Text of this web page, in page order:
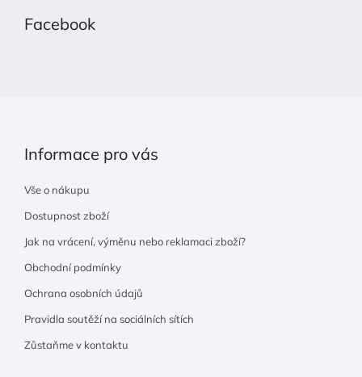
Facebook
Informace pro vás
Vše o nákupu
Dostupnost zboží
Jak na vrácení, výměnu nebo reklamaci zboží?
Obchodní podmínky
Ochrana osobních údajů
Pravidla soutěží na sociálních sítích
Zůstaňme v kontaktu